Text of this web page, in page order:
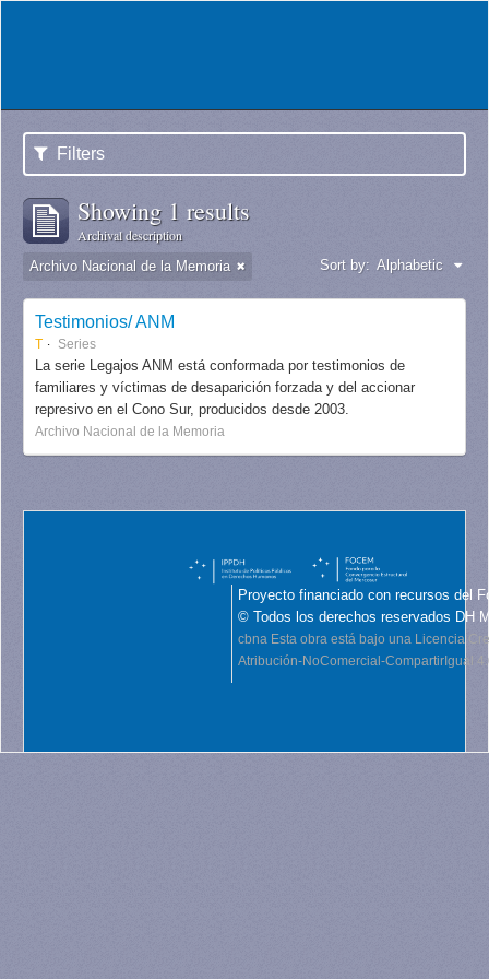
Filters
Showing 1 results
Archival description
Archivo Nacional de la Memoria Sort by: Alphabetic
Testimonios/ ANM
T Series
La serie Legajos ANM está conformada por testimonios de
familiares y víctimas de desaparición forzada y del accionar
represivo en el Cono Sur, producidos desde 2003.
Archivo Nacional de la Memoria
Proyecto financiado con recursos del
© Todos los derechos reservados DH
cbna Esta obra está bajo una Licencia
Atribución-NoComercial-CompartirIgual